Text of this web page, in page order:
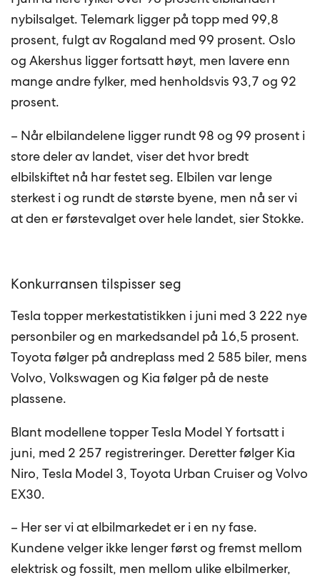
nybilsalget. Telemark ligger på topp med 99,8
prosent, fulgt av Rogaland med 99 prosent. Oslo
og Akershus ligger fortsatt høyt, men lavere enn
mange andre fylker, med henholdsvis 93,7 og 92
prosent.
– Når elbilandelene ligger rundt 98 og 99 prosent i
store deler av landet, viser det hvor bredt
elbilskiftet nå har festet seg. Elbilen var lenge
sterkest i og rundt de største byene, men nå ser vi
at den er førstevalget over hele landet, sier Stokke.
Konkurransen tilspisser seg
Tesla topper merkestatistikken i juni med 3 222 nye
personbiler og en markedsandel på 16,5 prosent.
Toyota følger på andreplass med 2 585 biler, mens
Volvo, Volkswagen og Kia følger på de neste
plassene.
Blant modellene topper Tesla Model Y fortsatt i
juni, med 2 257 registreringer. Deretter følger Kia
Niro, Tesla Model 3, Toyota Urban Cruiser og Volvo
EX30.
– Her ser vi at elbilmarkedet er i en ny fase.
Kundene velger ikke lenger først og fremst mellom
elektrisk og fossilt, men mellom ulike elbilmerker,